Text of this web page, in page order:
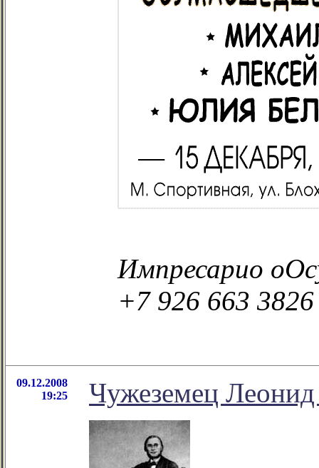
Импресарио
+7 926 663 3826
09.12.2008
19:25
Чужеземец Леонид